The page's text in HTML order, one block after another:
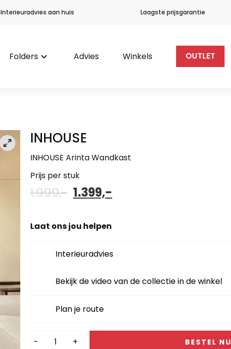
Interieuradvies aan huis Laagste prijsgarantie
Folders keyboard_arrow_down Advies Winkels OUTLET
INHOUSE
INHOUSE Arinta Wandkast
Prijs per stuk
1.999,- Oorspronkelijke
prijs
1.999,-.
1.399,-
Laat ons jou helpen
Interieuradvies
Bekijk de video van de collectie in de winkel
Plan je route
- + BESTEL NU
Alternative: